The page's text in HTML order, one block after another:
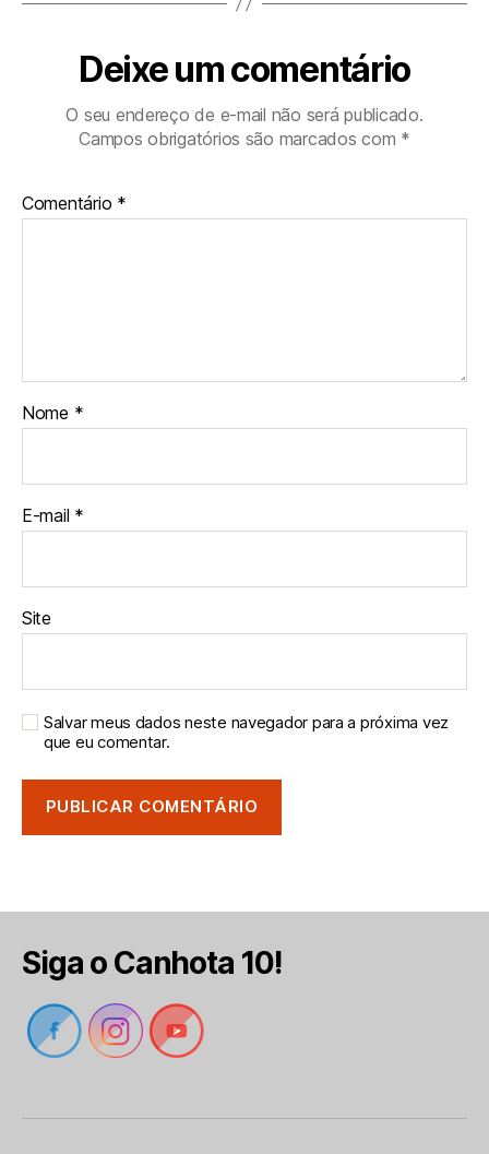
Deixe um comentário
O seu endereço de e-mail não será publicado.
Campos obrigatórios são marcados com *
Comentário *
Nome *
E-mail *
Site
Salvar meus dados neste navegador para a próxima vez
que eu comentar.
Siga o Canhota 10!